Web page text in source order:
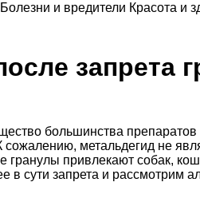
Болезни и вредители Красота и
запрета
большинства препаратов
сожалению, метальдегид не
привлекают собак,
в сути запрета и рассмотрим